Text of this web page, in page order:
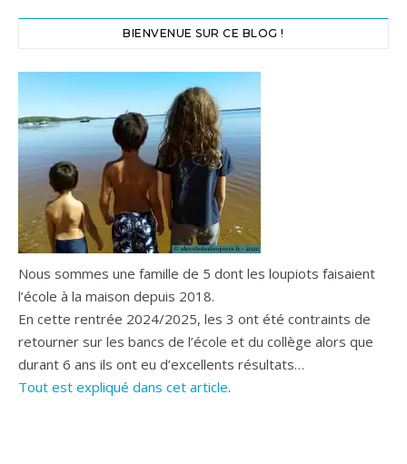
BIENVENUE SUR CE BLOG !
Nous sommes une famille de 5 dont les loupiots faisaient
l’école à la maison depuis 2018.
En cette rentrée 2024/2025, les 3 ont été contraints de
retourner sur les bancs de l’école et du collège alors que
durant 6 ans ils ont eu d’excellents résultats…
Tout est expliqué dans cet article.